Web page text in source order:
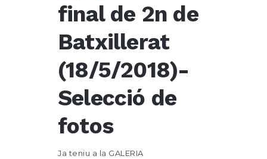
final de 2n de
Batxillerat
(18/5/2018)-
Selecció de
fotos
Ja teniu a la GALERIA